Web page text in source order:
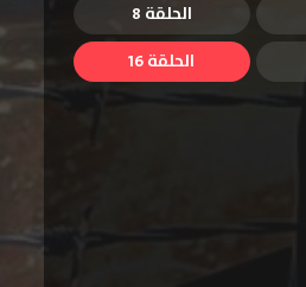
الحلقة 8
الحلقة 16